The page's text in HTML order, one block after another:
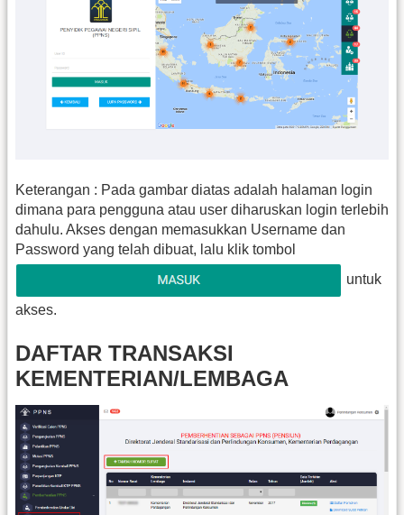
Keterangan : Pada gambar diatas adalah halaman login
dimana para pengguna atau user diharuskan login terlebih
dahulu. Akses dengan memasukkan Username dan
Password yang telah dibuat, lalu klik tombol
untuk
akses.
DAFTAR TRANSAKSI
KEMENTERIAN/LEMBAGA